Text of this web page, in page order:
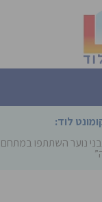
לוד:
נוער השתתפו במתחם